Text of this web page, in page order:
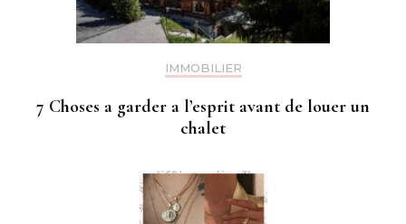
IMMOBILIER
7 Choses a garder a l’esprit avant de louer un
chalet